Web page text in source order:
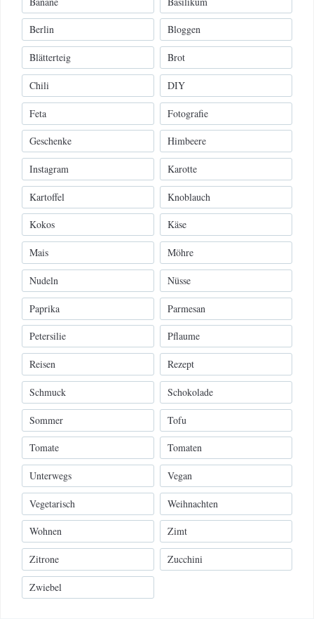
Berlin Bloggen
Blätterteig Brot
Chili DIY
Feta Fotografie
Geschenke Himbeere
Instagram Karotte
Kartoffel Knoblauch
Kokos Käse
Mais Möhre
Nudeln Nüsse
Paprika Parmesan
Petersilie Pflaume
Reisen Rezept
Schmuck Schokolade
Sommer Tofu
Tomate Tomaten
Unterwegs Vegan
Vegetarisch Weihnachten
Wohnen Zimt
Zitrone Zucchini
Zwiebel